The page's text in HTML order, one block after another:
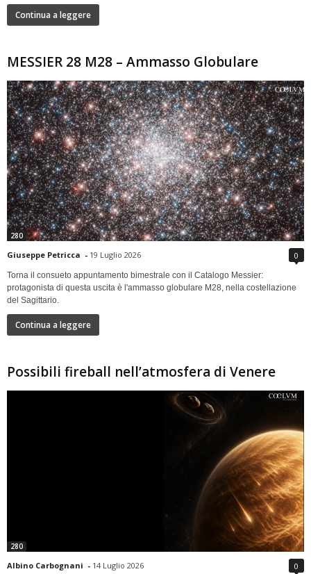
Continua a leggere
MESSIER 28 M28 – Ammasso Globulare
280
Giuseppe Petricca - 19 Luglio 2026 0
Torna il consueto appuntamento bimestrale con il Catalogo Messier:
protagonista di questa uscita è l'ammasso globulare M28, nella costellazione
del Sagittario.
Continua a leggere
Possibili fireball nell’atmosfera di Venere
280
Albino Carbognani - 14 Luglio 2026 0